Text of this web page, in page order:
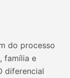
do processo
família e
diferencial